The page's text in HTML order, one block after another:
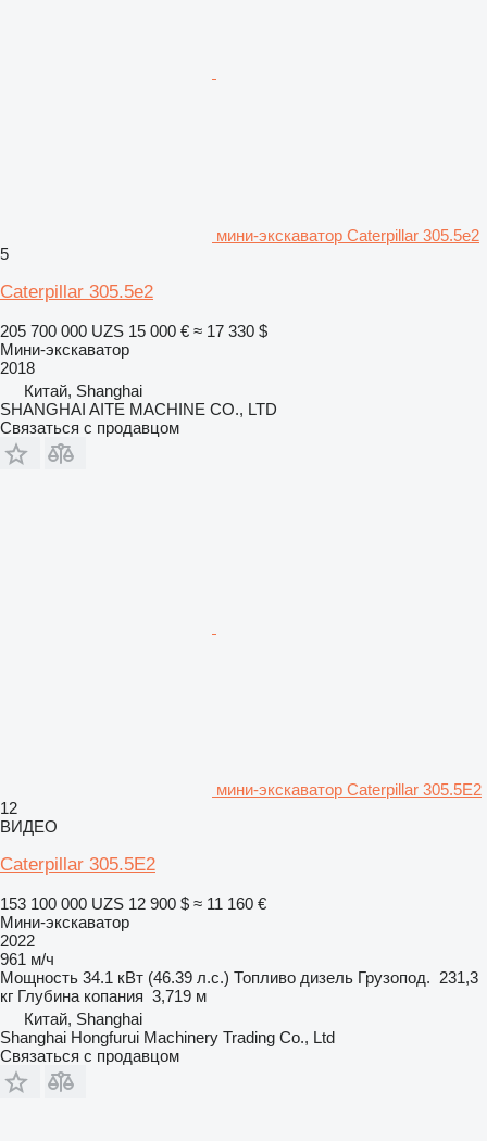
мини-экскаватор Caterpillar 305.5e2
5
Caterpillar 305.5e2
205 700 000 UZS 15 000 € ≈ 17 330 $
Мини-экскаватор
2018
Китай, Shanghai
SHANGHAI AITE MACHINE CO., LTD
Связаться с продавцом
мини-экскаватор Caterpillar 305.5E2
12
ВИДЕО
Caterpillar 305.5E2
153 100 000 UZS 12 900 $ ≈ 11 160 €
Мини-экскаватор
2022
961 м/ч
Мощность 34.1 кВт (46.39 л.с.) Топливо дизель Грузопод. 231,3
кг Глубина копания 3,719 м
Китай, Shanghai
Shanghai Hongfurui Machinery Trading Co., Ltd
Связаться с продавцом